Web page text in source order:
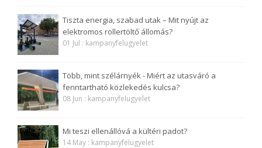
Tiszta energia, szabad utak – Mit nyújt az
elektromos rollertöltő állomás?
01 Jul : kampanyfelugyelet
Több, mint szélárnyék - Miért az utasváró a
fenntartható közlekedés kulcsa?
08 Jun : kampanyfelugyelet
Mi teszi ellenállóvá a kültéri padot?
14 May : kampanyfelugyelet